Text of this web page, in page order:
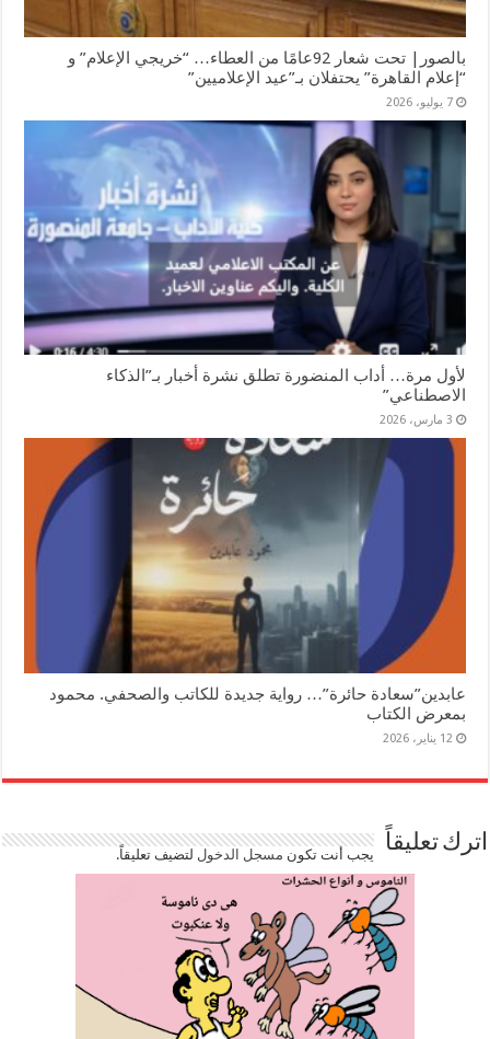
بالصور| تحت شعار 92عامًا من العطاء… “خريجي الإعلام” و
“إعلام القاهرة” يحتفلان بـ”عيد الإعلاميين”
7 يوليو، 2026
لأول مرة… أداب المنضورة تطلق نشرة أخبار بـ”الذكاء
الاصطناعي”
3 مارس، 2026
عابدين”سعادة حائرة”… رواية جديدة للكاتب والصحفي. محمود
بمعرض الكتاب
12 يناير، 2026
اترك تعليقاً يجب أنت تكون مسجل الدخوللتضيف تعليقاً.